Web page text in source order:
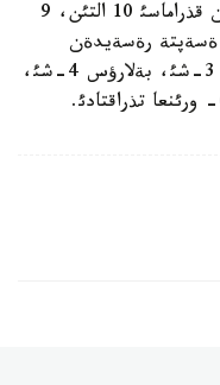
جارئس قورئتئندئسئ بويئنشا، قازاقستان قذراماسئ 10 التئن، 9
ةسةپتة رةسةيدةن
كةيئن 2- ورئندئ يةلةندئ. ال ؤكراينا 3-شئ، بةلارؤس 4-شئ،